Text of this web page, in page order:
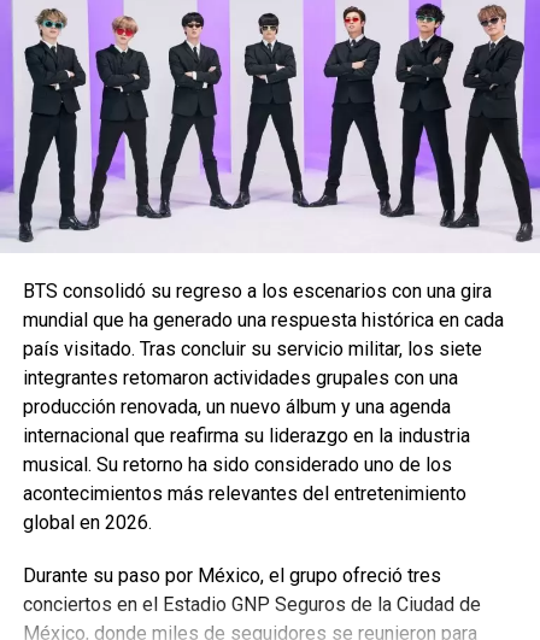
BTS consolidó su regreso a los escenarios con una gira
mundial que ha generado una respuesta histórica en cada
país visitado. Tras concluir su servicio militar, los siete
integrantes retomaron actividades grupales con una
producción renovada, un nuevo álbum y una agenda
internacional que reafirma su liderazgo en la industria
musical. Su retorno ha sido considerado uno de los
acontecimientos más relevantes del entretenimiento
global en 2026.
Durante su paso por México, el grupo ofreció tres
conciertos en el Estadio GNP Seguros de la Ciudad de
México, donde miles de seguidores se reunieron para